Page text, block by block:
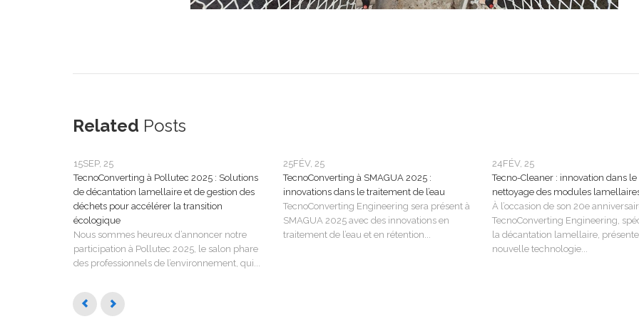
Related Posts
15SEP, 25
TecnoConverting à Pollutec 2025 : Solutions
de décantation lamellaire et de gestion des
déchets pour accélérer la transition
écologique
Nous sommes heureux d’annoncer notre
participation à Pollutec 2025, le salon phare
des professionnels de l’environnement, qui...
25FÉV, 25
TecnoConverting à SMAGUA 2025 :
innovations dans le traitement de l’eau
TecnoConverting Engineering sera présent à
SMAGUA 2025 avec des innovations en
traitement de l’eau et en rétention...
24FÉV, 25
Tecno-Cleaner : innovation dans le
nettoyage des modules
À l’occasion de son 20e
TecnoConverting Engineering,
la décantation lamellaire,
nouvelle technologie...